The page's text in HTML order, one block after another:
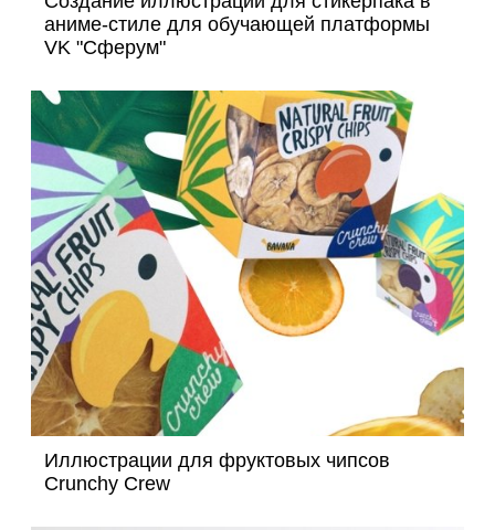
аниме-стиле для обучающей платформы
VK "Сферум"
Иллюстрации для фруктовых чипсов
Crunchy Crew